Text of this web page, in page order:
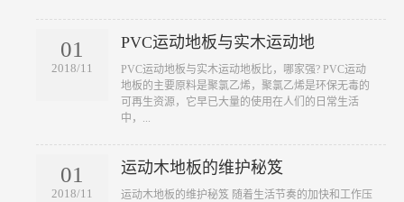
01
2018/11
PVC运动地板与实木运动地
​PVC运动地板与实木运动地板比，哪家强? PVC运动
地板的主要原料是聚氯乙烯，聚氯乙烯是环保无毒的
可再生资源，它早已大量的使用在人们的日常生活
中，...
01
2018/11
运动木地板的维护秘笈
​运动木地板的维护秘笈 随着生活节奏的加快和工作压